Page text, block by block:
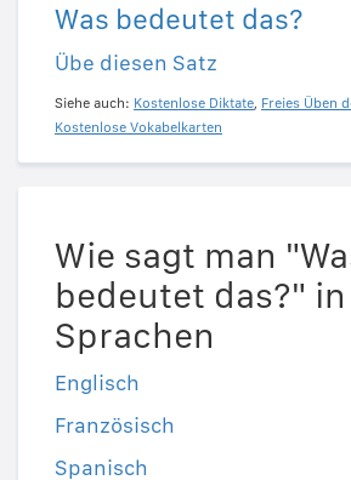
Was bedeutet das?
Übe diesen Satz
Siehe auch: Kostenlose Diktate, Freies Üben
Kostenlose Vokabelkarten
Wie sagt man
bedeutet das?"
Sprachen
Englisch
Französisch
Spanisch